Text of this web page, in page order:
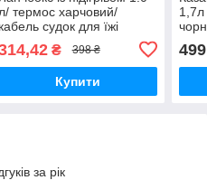
л/ термос харчовий/
кабель судок для їжі
₴ 398 ₴
Купити
499
за рік